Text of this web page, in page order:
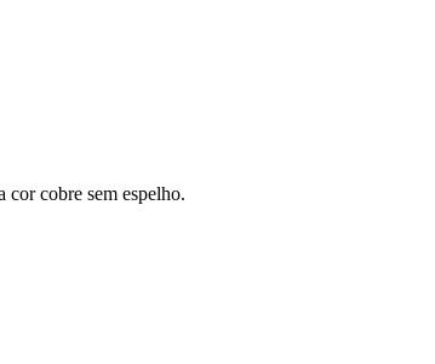
cobre sem espelho.